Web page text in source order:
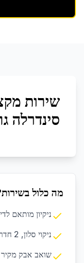
שירות
סינדרלה
מה כלול
ניקיון מותאם לדירת 3 חדרים
ניקוי סלון, 2 חדרי שינה, מטבח ושירותים
שואב אבק מקיר